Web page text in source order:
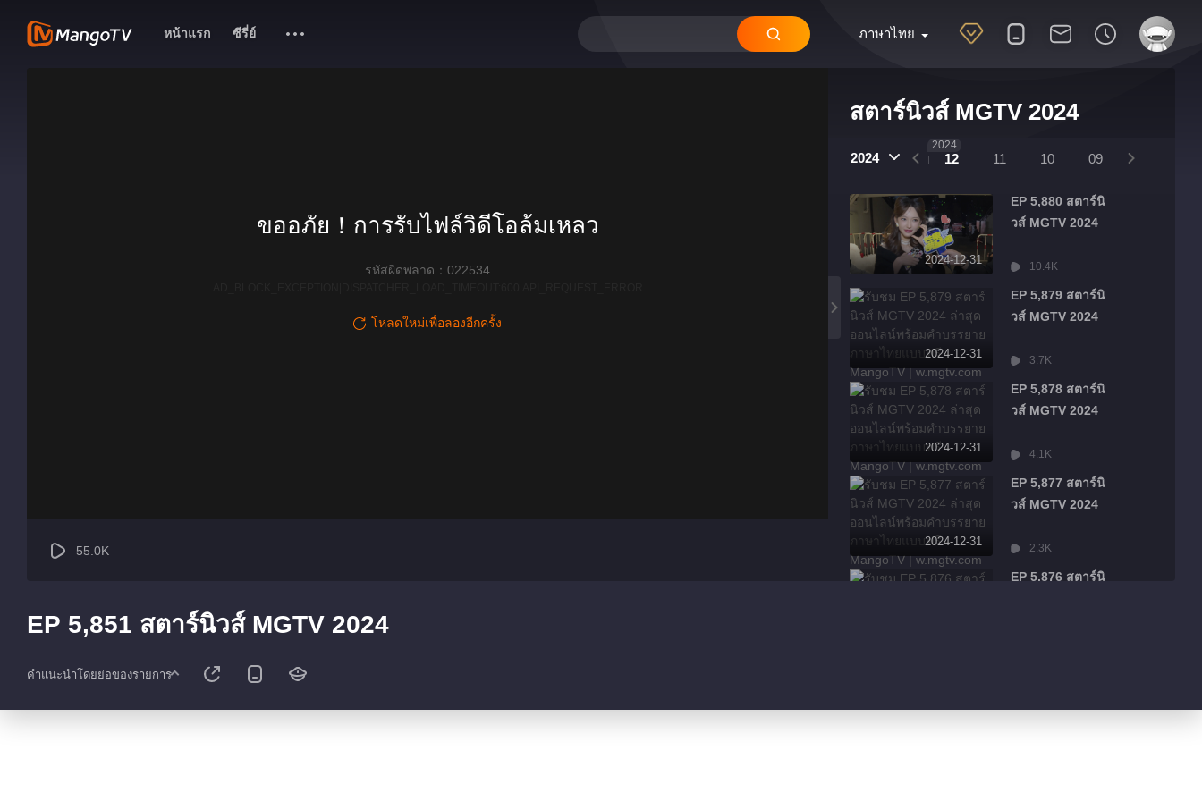
ภาษาไทย
หน้าแรก ซีรี่ย์
สตาร์นิวส์ MGTV 2024
2024 01 12
2024
11 10 09
2024-12-31
EP 5,880 สตาร์นิ
วส์ MGTV 2024
10.4K
2024-12-31
EP 5,879 สตาร์นิ
วส์ MGTV 2024
3.7K
2024-12-31
EP 5,878 สตาร์นิ
วส์ MGTV 2024
4.1K
2024-12-31
EP 5,877 สตาร์นิ
วส์ MGTV 2024
2.3K
EP 5,876 สตาร์นิ
ขออภัย！การรับไฟล์วิดีโอล้มเหลว
รหัสผิดพลาด：022534
โหลดใหม่เพื่อลองอีกครั้ง
55.0K
EP 5,851 สตาร์นิวส์ MGTV 2024
คำแนะนำโดยย่อของรายการ